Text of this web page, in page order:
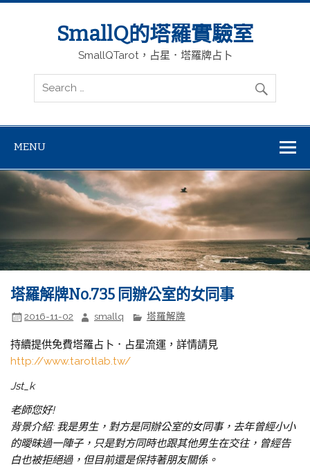
SmallQ的塔羅實驗室
SmallQTarot，占星．塔羅牌占卜
MENU
塔羅解牌No.735 同辦公室的女同事
2016-11-02 smallq 塔羅解牌
持續提供免費塔羅占卜．占星流運，詳情請見
http://www.tarotlab.tw/
Jst_k
老師您好!
背景介紹: 我是男生，對方是同辦公室的女同事，去年曾經小小
的曖昧過一陣子，只是對方同時也跟其他男生在交往，曾經告
白也被拒絕過，但目前還是保持著朋友關係。